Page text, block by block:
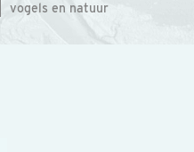
vogels en natuur